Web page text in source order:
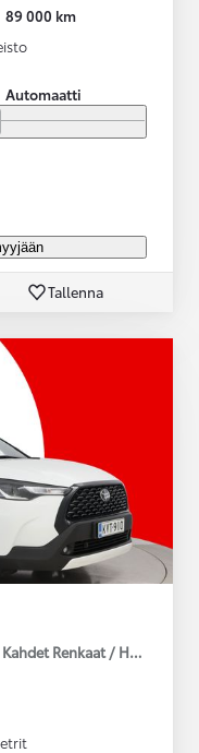
89 000 km
Automaatti
Tallenna
Kahdet Renkaat /